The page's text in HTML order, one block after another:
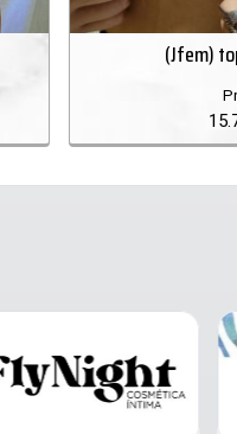
(Jfem)